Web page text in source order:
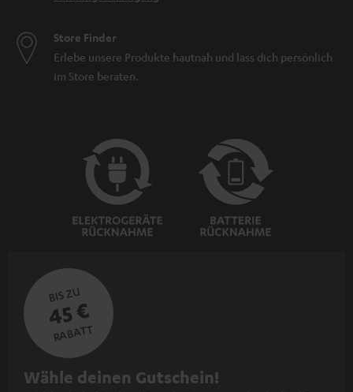
Store Finder
Erlebe unsere Produkte hautnah und lass dich persönlich
im Store beraten.
BIS ZU
45 €
RABATT
N
Wähle deinen Gutschein!